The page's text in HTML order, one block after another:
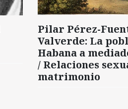
Pilar Pérez-
Valverde: La
Habana a
/ Relaciones
matrimonio